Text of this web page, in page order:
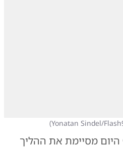
)
מסיימת את ההליך